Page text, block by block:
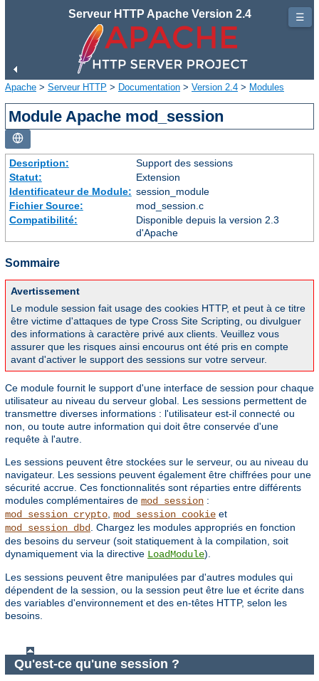
Serveur HTTP Apache Version 2.4
Apache > Serveur HTTP > Documentation > Version 2.4 > Modules
Module Apache mod_session
Description:
Support des sessions
Statut:
Extension
Identificateur de Module: session_module
Fichier Source:
mod_session.c
Compatibilité:
Disponible depuis la version 2.3
d'Apache
Sommaire
Avertissement
Le module session fait usage des cookies HTTP, et peut à ce titre
être victime d'attaques de type Cross Site Scripting, ou divulguer
des informations à caractère privé aux clients. Veuillez vous
assurer que les risques ainsi encourus ont été pris en compte
avant d'activer le support des sessions sur votre serveur.
Ce module fournit le support d'une interface de session pour chaque
utilisateur au niveau du serveur global. Les sessions permettent de
transmettre diverses informations : l'utilisateur est-il connecté ou
non, ou toute autre information qui doit être conservée d'une
requête à l'autre.
Les sessions peuvent être stockées sur le serveur, ou au niveau du
navigateur. Les sessions peuvent également être chiffrées pour une
sécurité accrue. Ces fonctionnalités sont réparties entre différents
modules complémentaires de mod_session :
mod_session_crypto mod_session_cookie et
mod_session_dbd
. Chargez les modules appropriés en fonction
des besoins du serveur (soit statiquement à la compilation, soit
dynamiquement via la directive LoadModule).
Les sessions peuvent être manipulées par d'autres modules qui
dépendent de la session, ou la session peut être lue et écrite dans
des variables d'environnement et des en-têtes HTTP, selon les
besoins.
Qu'est-ce qu'une session ?
☰